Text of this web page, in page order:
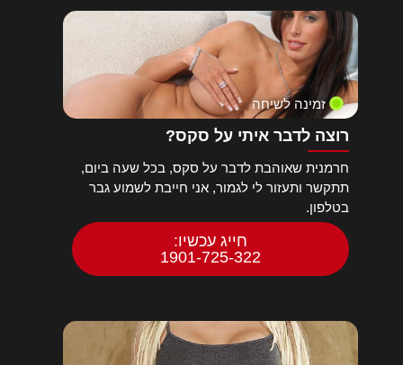
זמינה לשיחה
רוצה לדבר איתי על סקס?
חרמנית שאוהבת לדבר על סקס, בכל שעה ביום,
תתקשר ותעזור לי לגמור, אני חייבת לשמוע גבר
בטלפון.
חייג עכשיו:
1901-725-322